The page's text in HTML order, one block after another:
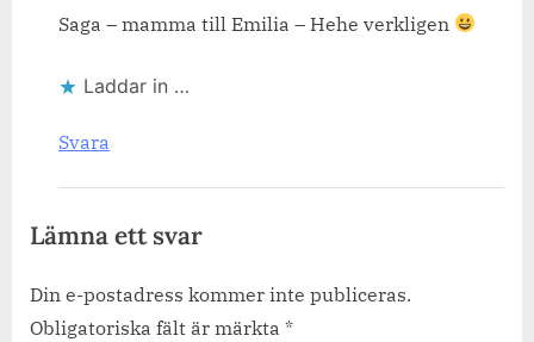
Saga – mamma till Emilia – Hehe verkligen
Laddar in …
Svara
Lämna ett svar
Din e-postadress kommer inte publiceras.
Obligatoriska fält är märkta *